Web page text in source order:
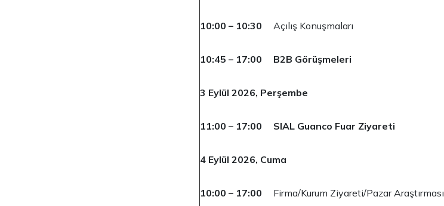
10:00 – 10:30 Açılış Konuşmaları
10:45 – 17:00 B2B Görüşmeleri
3 Eylül 2026, Perşembe
11:00 – 17:00 SIAL Guanco Fuar Ziyareti
4 Eylül 2026, Cuma
10:00 – 17:00 Firma/Kurum Ziyareti/Pazar Araştırması